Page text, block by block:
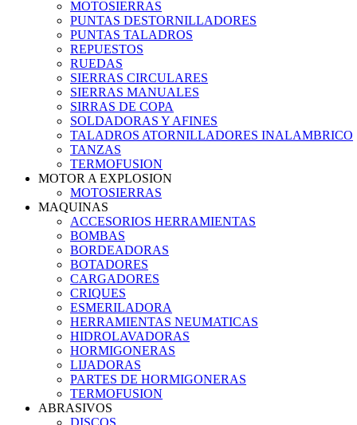
MOTOSIERRAS
PUNTAS DESTORNILLADORES
PUNTAS TALADROS
REPUESTOS
RUEDAS
SIERRAS CIRCULARES
SIERRAS MANUALES
SIRRAS DE COPA
SOLDADORAS Y AFINES
TALADROS ATORNILLADORES INALAMBRICO
TANZAS
TERMOFUSION
MOTOR A EXPLOSION
MOTOSIERRAS
MAQUINAS
ACCESORIOS HERRAMIENTAS
BOMBAS
BORDEADORAS
BOTADORES
CARGADORES
CRIQUES
ESMERILADORA
HERRAMIENTAS NEUMATICAS
HIDROLAVADORAS
HORMIGONERAS
LIJADORAS
PARTES DE HORMIGONERAS
TERMOFUSION
ABRASIVOS
DISCOS